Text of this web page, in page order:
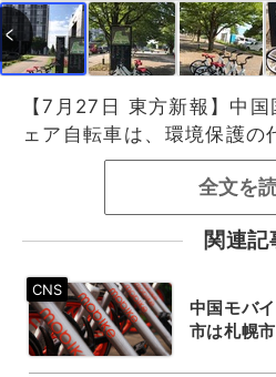
【7月27日 東方新報】中
ェア自転車は、環境保護の
全文を
関連記
中国モバ
市は札幌市